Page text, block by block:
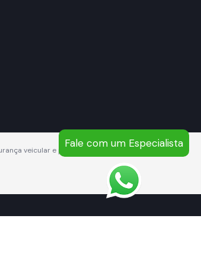
veicular e perimetral em vantagem
Fale com um Especialista